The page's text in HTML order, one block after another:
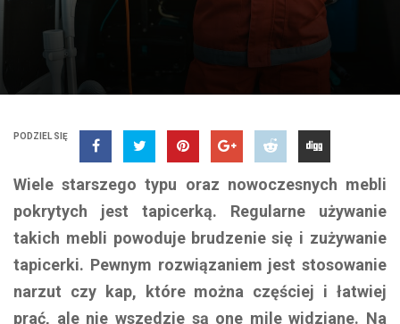
PODZIEL SIĘ
Wiele starszego typu oraz nowoczesnych mebli
pokrytych jest tapicerką. Regularne używanie
takich mebli powoduje brudzenie się i zużywanie
tapicerki. Pewnym rozwiązaniem jest stosowanie
narzut czy kap, które można częściej i łatwiej
prać, ale nie wszędzie są one mile widziane. Na